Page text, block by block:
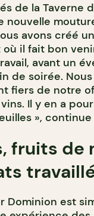
de la Taverne
nouvelle
avons créé un
il fait bon
avant un
de soirée.
fiers de notre
Il y en a
», continue
fruits de
Dominion est